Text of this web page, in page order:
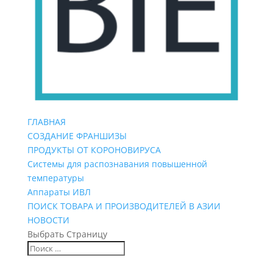
ГЛАВНАЯ
СОЗДАНИЕ ФРАНШИЗЫ
ПРОДУКТЫ ОТ КОРОНОВИРУСА
Системы для распознавания повышенной
температуры
Аппараты ИВЛ
ПОИСК ТОВАРА И ПРОИЗВОДИТЕЛЕЙ В АЗИИ
НОВОСТИ
Выбрать Страницу